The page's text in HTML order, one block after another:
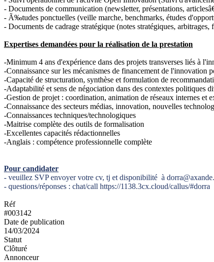
- Documents de communication (newsletter, présentations,
- Ã‰tudes ponctuelles (veille marche, benchmarks, études
- Documents de cadrage stratégique (notes stratégiques, arbitrages,
Expertises demandées pour la réalisation de la prestation
-Minimum 4 ans d'expérience dans des projets transverses liés à
-Connaissance sur les mécanismes de financement de l'innovation
-Capacité de structuration, synthèse et formulation de
-Adaptabilité et sens de négociation dans des contextes politiques
-Gestion de projet : coordination, animation de réseaux internes et
-Connaissance des secteurs médias, innovation, nouvelles
-Connaissances techniques/technologiques
-Maitrise complète des outils de formalisation
-Excellentes capacités rédactionnelles
-Anglais : compétence professionnelle complète
Pour candidater
- veuillez SVP envoyer votre cv, tj et disponibilité à
- questions/réponses : chat/call https://1138.3cx.cloud/callus/
Réf
#003142
Date de publication
14/03/2024
Statut
Clôturé
Annonceur